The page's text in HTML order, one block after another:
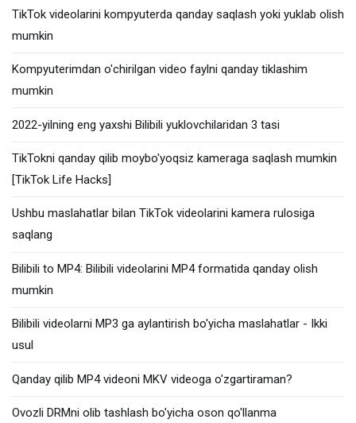
TikTok videolarini kompyuterda qanday saqlash yoki yuklab olish
mumkin
Kompyuterimdan o'chirilgan video faylni qanday tiklashim
mumkin
2022-yilning eng yaxshi Bilibili yuklovchilaridan 3 tasi
TikTokni qanday qilib moybo'yoqsiz kameraga saqlash mumkin
[TikTok Life Hacks]
Ushbu maslahatlar bilan TikTok videolarini kamera rulosiga
saqlang
Bilibili to MP4: Bilibili videolarini MP4 formatida qanday olish
mumkin
Bilibili videolarni MP3 ga aylantirish bo'yicha maslahatlar - Ikki
usul
Qanday qilib MP4 videoni MKV videoga o'zgartiraman?
Ovozli DRMni olib tashlash bo'yicha oson qo'llanma